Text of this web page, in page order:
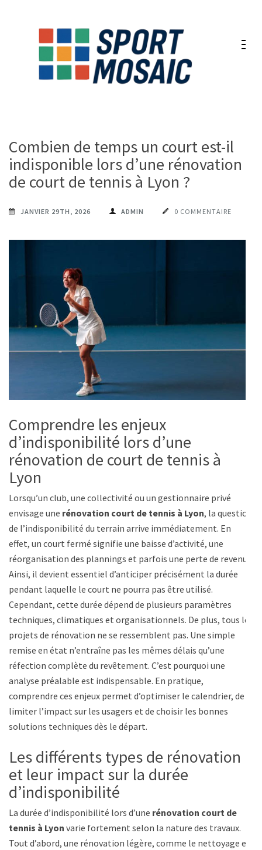
Combien de temps un court est-il
indisponible lors d’une rénovation
de court de tennis à Lyon ?
JANVIER 29TH, 2026 ADMIN 0 COMMENTAIRE
Comprendre les enjeux
d’indisponibilité lors d’une
rénovation de court de tennis à
Lyon
Lorsqu’un club, une collectivité ou un gestionnaire privé
envisage une rénovation court de tennis à Lyon, la question
de l’indisponibilité du terrain arrive immédiatement. En
effet, un court fermé signifie une baisse d’activité, une
réorganisation des plannings et parfois une perte de revenus.
Ainsi, il devient essentiel d’anticiper précisément la durée
pendant laquelle le court ne pourra pas être utilisé.
Cependant, cette durée dépend de plusieurs paramètres
techniques, climatiques et organisationnels. De plus, tous les
projets de rénovation ne se ressemblent pas. Une simple
remise en état n’entraîne pas les mêmes délais qu’une
réfection complète du revêtement. C’est pourquoi une
analyse préalable est indispensable. En pratique,
comprendre ces enjeux permet d’optimiser le calendrier, de
limiter l’impact sur les usagers et de choisir les bonnes
solutions techniques dès le départ.
Les différents types de rénovation
et leur impact sur la durée
d’indisponibilité
La durée d’indisponibilité lors d’une rénovation court de
tennis à Lyon varie fortement selon la nature des travaux.
Tout d’abord, une rénovation légère, comme le nettoyage en